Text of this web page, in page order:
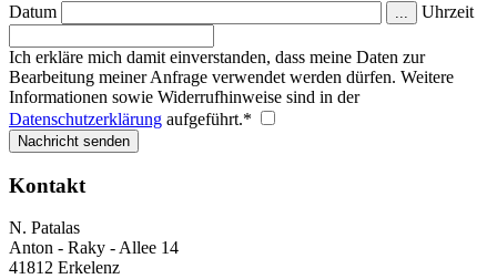
Datum Uhrzeit
Ich erkläre mich damit einverstanden, dass meine Daten zur
Bearbeitung meiner Anfrage verwendet werden dürfen. Weitere
Informationen sowie Widerrufhinweise sind in der
Datenschutzerklärung aufgeführt.*
Nachricht senden
Kontakt
N. Patalas
Anton - Raky - Allee 14
41812 Erkelenz